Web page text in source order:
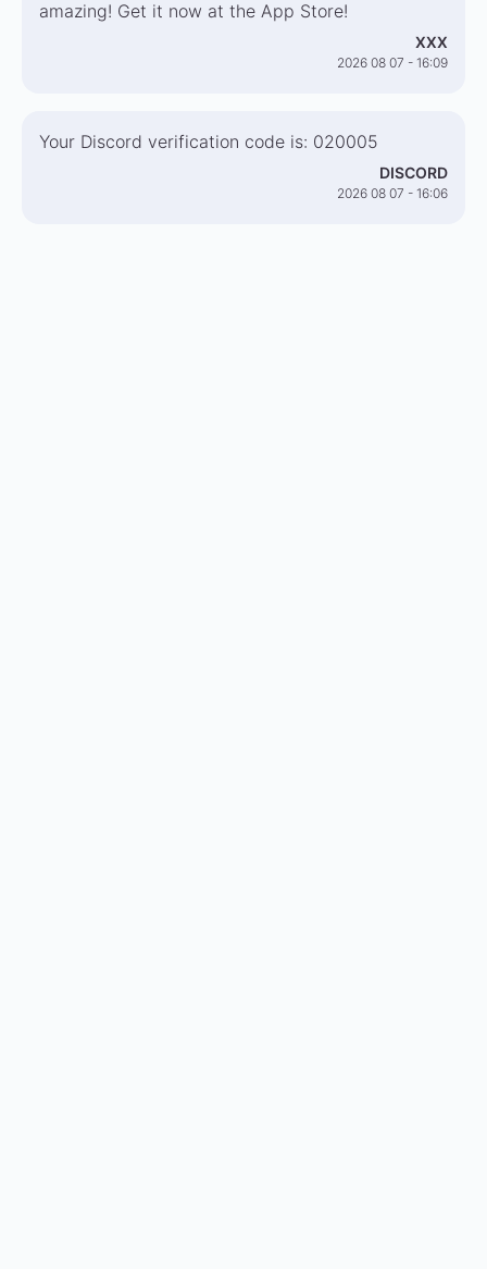
amazing! Get it now at the App Store!
XXX
2026 08 07 - 16:09
Your Discord verification code is: 020005
DISCORD
2026 08 07 - 16:06